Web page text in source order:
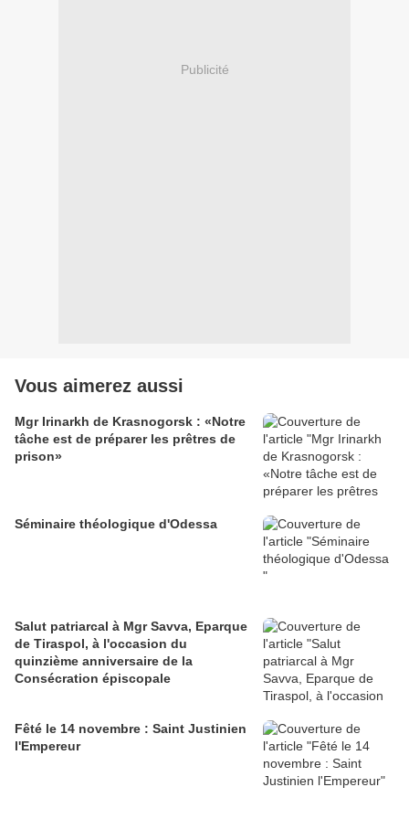
Publicité
Vous aimerez aussi
Mgr Irinarkh de Krasnogorsk : «Notre
tâche est de préparer les prêtres de
prison»
Séminaire théologique d'Odessa
Salut patriarcal à Mgr Savva, Eparque
de Tiraspol, à l'occasion du
quinzième anniversaire de la
Consécration épiscopale
Fêté le 14 novembre : Saint Justinien
l'Empereur